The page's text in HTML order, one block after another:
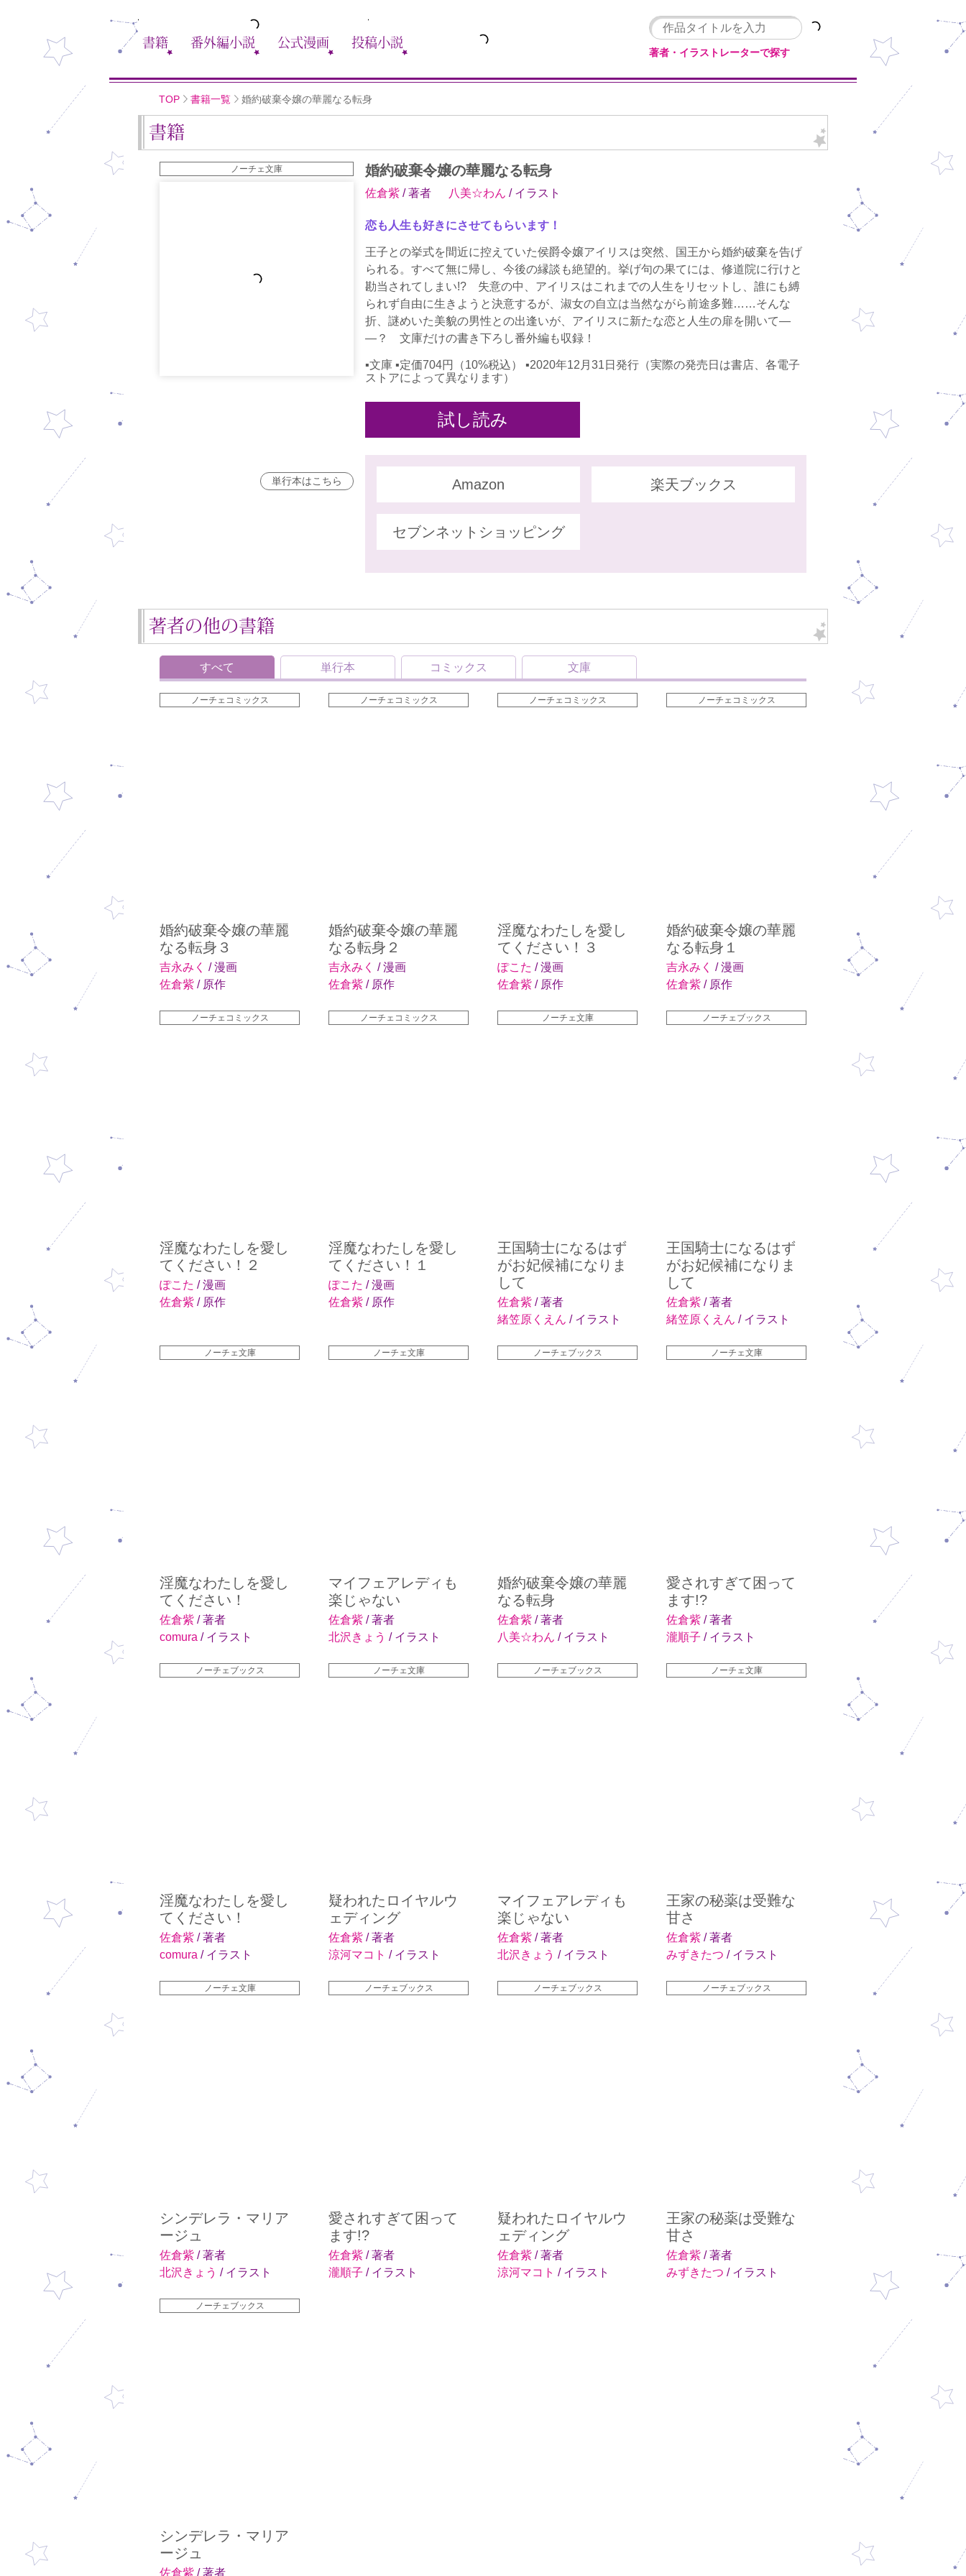
書籍 番外編小説 公式漫画 投稿小説
著者・イラストレーターで探す
TOP 書籍一覧 婚約破棄令嬢の華麗なる転身
書籍
ノーチェ文庫
単行本はこちら
婚約破棄令嬢の華麗なる転身
佐倉紫 / 著者 八美☆わん / イラスト
恋も人生も好きにさせてもらいます！
王子との挙式を間近に控えていた侯爵令嬢アイリスは突然、国王から婚約破棄を告げ
られる。すべて無に帰し、今後の縁談も絶望的。挙げ句の果てには、修道院に行けと
勘当されてしまい!? 失意の中、アイリスはこれまでの人生をリセットし、誰にも縛
られず自由に生きようと決意するが、淑女の自立は当然ながら前途多難……そんな
折、謎めいた美貌の男性との出逢いが、アイリスに新たな恋と人生の扉を開いて―
―？ 文庫だけの書き下ろし番外編も収録！
▪文庫 ▪定価704円（10%税込） ▪2020年12月31日発行（実際の発売日は書店、各電子
ストアによって異なります）
試し読み
Amazon 楽天ブックス
セブンネットショッピング
著者の他の書籍
すべて 単行本 コミックス 文庫
ノーチェコミックス
婚約破棄令嬢の華麗
なる転身３
吉永みく / 漫画
佐倉紫 / 原作
ノーチェコミックス
婚約破棄令嬢の華麗
なる転身２
吉永みく / 漫画
佐倉紫 / 原作
ノーチェコミックス
淫魔なわたしを愛し
てください！３
ぽこた / 漫画
佐倉紫 / 原作
ノーチェコミックス
婚約破棄令嬢の華麗
なる転身１
吉永みく / 漫画
佐倉紫 / 原作
ノーチェコミックス
淫魔なわたしを愛し
てください！２
ぽこた / 漫画
佐倉紫 / 原作
ノーチェコミックス
淫魔なわたしを愛し
てください！１
ぽこた / 漫画
佐倉紫 / 原作
ノーチェ文庫
王国騎士になるはず
がお妃候補になりま
して
佐倉紫 / 著者
緒笠原くえん / イラスト
ノーチェブックス
王国騎士になるはず
がお妃候補になりま
して
佐倉紫 / 著者
緒笠原くえん / イラスト
ノーチェ文庫
淫魔なわたしを愛し
てください！
佐倉紫 / 著者
comura / イラスト
ノーチェ文庫
マイフェアレディも
楽じゃない
佐倉紫 / 著者
北沢きょう / イラスト
ノーチェブックス
婚約破棄令嬢の華麗
なる転身
佐倉紫 / 著者
八美☆わん / イラスト
ノーチェ文庫
愛されすぎて困って
ます!?
佐倉紫 / 著者
瀧順子 / イラスト
ノーチェブックス
淫魔なわたしを愛し
てください！
佐倉紫 / 著者
comura / イラスト
ノーチェ文庫
疑われたロイヤルウ
ェディング
佐倉紫 / 著者
涼河マコト / イラスト
ノーチェブックス
マイフェアレディも
楽じゃない
佐倉紫 / 著者
北沢きょう / イラスト
ノーチェ文庫
王家の秘薬は受難な
甘さ
佐倉紫 / 著者
みずきたつ / イラスト
ノーチェ文庫
シンデレラ・マリア
ージュ
佐倉紫 / 著者
北沢きょう / イラスト
ノーチェブックス
愛されすぎて困って
ます!?
佐倉紫 / 著者
瀧順子 / イラスト
ノーチェブックス
疑われたロイヤルウ
ェディング
佐倉紫 / 著者
涼河マコト / イラスト
ノーチェブックス
王家の秘薬は受難な
甘さ
佐倉紫 / 著者
みずきたつ / イラスト
ノーチェブックス
シンデレラ・マリア
ージュ
佐倉紫 / 著者